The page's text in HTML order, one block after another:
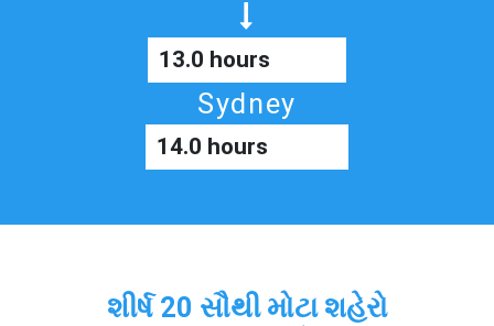
13.0 hours
Sydney
14.0 hours
શીર્ષ 20 સૌથી મોટા શહેરો